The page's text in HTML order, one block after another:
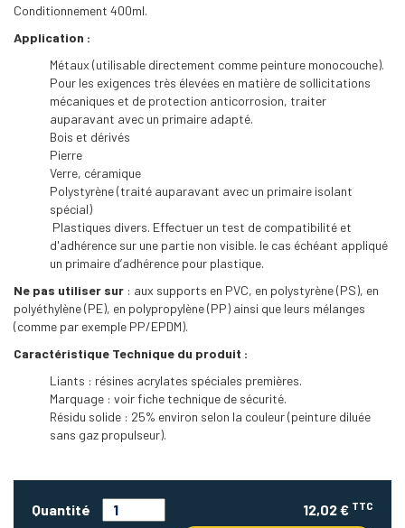
Conditionnement 400ml.
Application :
Métaux (utilisable directement comme peinture monocouche).
Pour les exigences très élevées en matière de sollicitations
mécaniques et de protection anticorrosion, traiter
auparavant avec un primaire adapté.
Bois et dérivés
Pierre
Verre, céramique
Polystyrène (traité auparavant avec un primaire isolant
spécial)
Plastiques divers. Effectuer un test de compatibilité et
d'adhérence sur une partie non visible. le cas échéant appliqué
un primaire d’adhérence pour plastique.
Ne pas utiliser sur : aux supports en PVC, en polystyrène (PS), en
polyéthylène (PE), en polypropylène (PP) ainsi que leurs mélanges
(comme par exemple PP/EPDM).
Caractéristique Technique du produit :
Liants : résines acrylates spéciales premières.
Marquage : voir fiche technique de sécurité.
Résidu solide : 25% environ selon la couleur (peinture diluée
sans gaz propulseur).
Quantité 12,02 € TTC